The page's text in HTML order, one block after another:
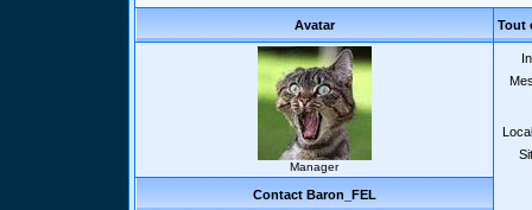
Avatar Tout
Manager
Contact Baron_FEL